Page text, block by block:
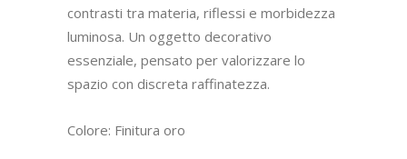
contrasti tra materia, riflessi e morbidezza
luminosa. Un oggetto decorativo
essenziale, pensato per valorizzare lo
spazio con discreta raffinatezza.
Colore: Finitura oro